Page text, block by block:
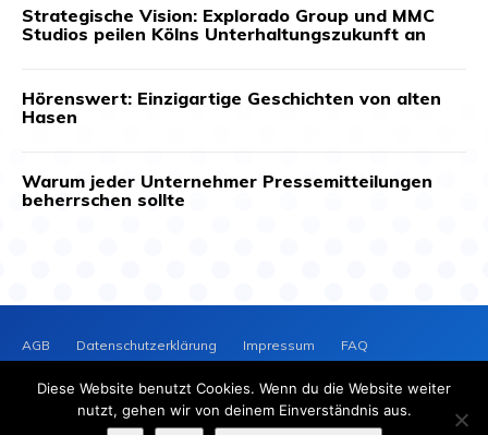
Strategische Vision: Explorado Group und MMC
Studios peilen Kölns Unterhaltungszukunft an
Hörenswert: Einzigartige Geschichten von alten
Hasen
Warum jeder Unternehmer Pressemitteilungen
beherrschen sollte
AGB Datenschutzerklärung Impressum
FAQ
PRESSEVERTEILERNEWS
Diese Website benutzt Cookies. Wenn du die Website weiter
nutzt, gehen wir von deinem Einverständnis aus.